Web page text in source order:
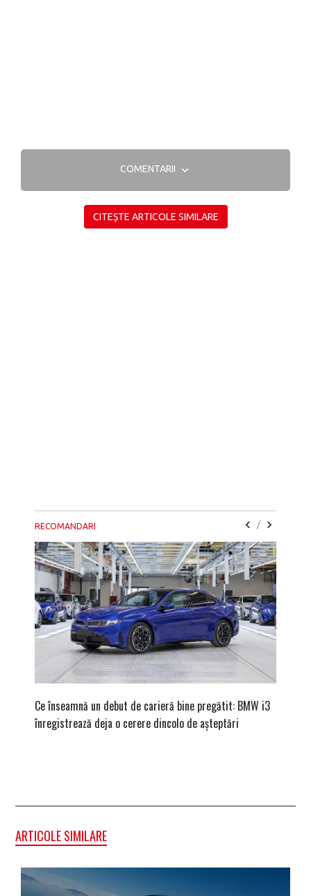
COMENTARII
CITEȘTE ARTICOLE SIMILARE
RECOMANDARI /
Ce înseamnă un debut de carieră bine pregătit: BMW i3
înregistrează deja o cerere dincolo de așteptări
ARTICOLE SIMILARE